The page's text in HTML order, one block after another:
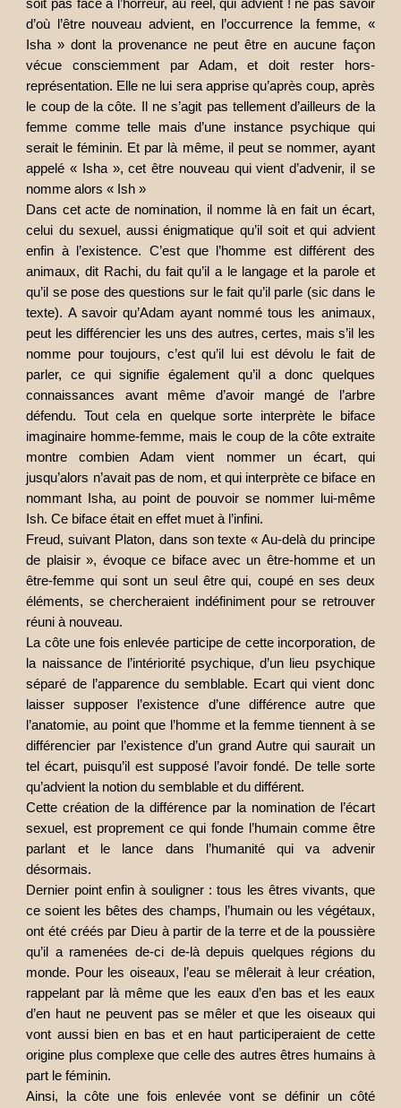
soit pas face à l’horreur, au réel, qui advient ! ne pas savoir
d’où l’être nouveau advient, en l’occurrence la femme, «
Isha » dont la provenance ne peut être en aucune façon
vécue consciemment par Adam, et doit rester hors-
représentation. Elle ne lui sera apprise qu’après coup, après
le coup de la côte. Il ne s’agit pas tellement d’ailleurs de la
femme comme telle mais d’une instance psychique qui
serait le féminin. Et par là même, il peut se nommer, ayant
appelé « Isha », cet être nouveau qui vient d’advenir, il se
nomme alors « Ish »
Dans cet acte de nomination, il nomme là en fait un écart,
celui du sexuel, aussi énigmatique qu’il soit et qui advient
enfin à l’existence. C’est que l’homme est différent des
animaux, dit Rachi, du fait qu’il a le langage et la parole et
qu’il se pose des questions sur le fait qu’il parle (sic dans le
texte). A savoir qu’Adam ayant nommé tous les animaux,
peut les différencier les uns des autres, certes, mais s’il les
nomme pour toujours, c’est qu’il lui est dévolu le fait de
parler, ce qui signifie également qu’il a donc quelques
connaissances avant même d’avoir mangé de l’arbre
défendu. Tout cela en quelque sorte interprète le biface
imaginaire homme-femme, mais le coup de la côte extraite
montre combien Adam vient nommer un écart, qui
jusqu’alors n’avait pas de nom, et qui interprète ce biface en
nommant Isha, au point de pouvoir se nommer lui-même
Ish. Ce biface était en effet muet à l’infini.
Freud, suivant Platon, dans son texte « Au-delà du principe
de plaisir », évoque ce biface avec un être-homme et un
être-femme qui sont un seul être qui, coupé en ses deux
éléments, se chercheraient indéfiniment pour se retrouver
réuni à nouveau.
La côte une fois enlevée participe de cette incorporation, de
la naissance de l’intériorité psychique, d’un lieu psychique
séparé de l’apparence du semblable. Ecart qui vient donc
laisser supposer l’existence d’une différence autre que
l’anatomie, au point que l’homme et la femme tiennent à se
différencier par l’existence d’un grand Autre qui saurait un
tel écart, puisqu’il est supposé l’avoir fondé. De telle sorte
qu’advient la notion du semblable et du différent.
Cette création de la différence par la nomination de l’écart
sexuel, est proprement ce qui fonde l’humain comme être
parlant et le lance dans l’humanité qui va advenir
désormais.
Dernier point enfin à souligner : tous les êtres vivants, que
ce soient les bêtes des champs, l’humain ou les végétaux,
ont été créés par Dieu à partir de la terre et de la poussière
qu’il a ramenées de-ci de-là depuis quelques régions du
monde. Pour les oiseaux, l’eau se mêlerait à leur création,
rappelant par là même que les eaux d’en bas et les eaux
d’en haut ne peuvent pas se mêler et que les oiseaux qui
vont aussi bien en bas et en haut participeraient de cette
origine plus complexe que celle des autres êtres humains à
part le féminin.
Ainsi, la côte une fois enlevée vont se définir un côté